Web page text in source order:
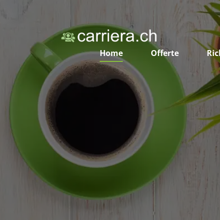
Home Offerte